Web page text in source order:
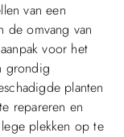
van een
de omvang van
voor het
grondig
planten
repareren en
plekken op te